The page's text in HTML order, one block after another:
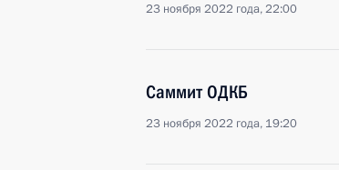
23 ноября 2022 года, 22:00
Саммит ОДКБ
23 ноября 2022 года, 19:20